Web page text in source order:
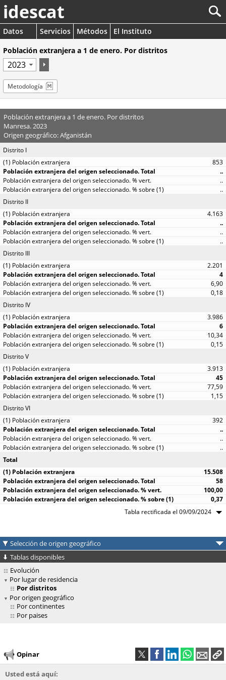
idescat
Datos Servicios Métodos
El Instituto
Población extranjera a 1 de enero. Por distritos
Metodología
Población extranjera a 1 de enero. Por distritos
Manresa. 2023
Origen geográfico: Afganistán
Distrito I
853
..
..
..
Distrito II
4.163
..
..
..
Distrito III
2.201
4
6,90
0,18
Distrito IV
3.986
6
10,34
0,15
Distrito V
3.913
45
77,59
1,15
Distrito VI
392
..
..
..
Total
15.508
58
100,00
0,37
Tabla rectificada el 09/09/2024
Selección de origen geográfico
Tablas disponibles
Evolución
Por lugar de residencia
Por distritos
Por origen geográfico
Por continentes
Por paises
Opinar
Usted está aquí: